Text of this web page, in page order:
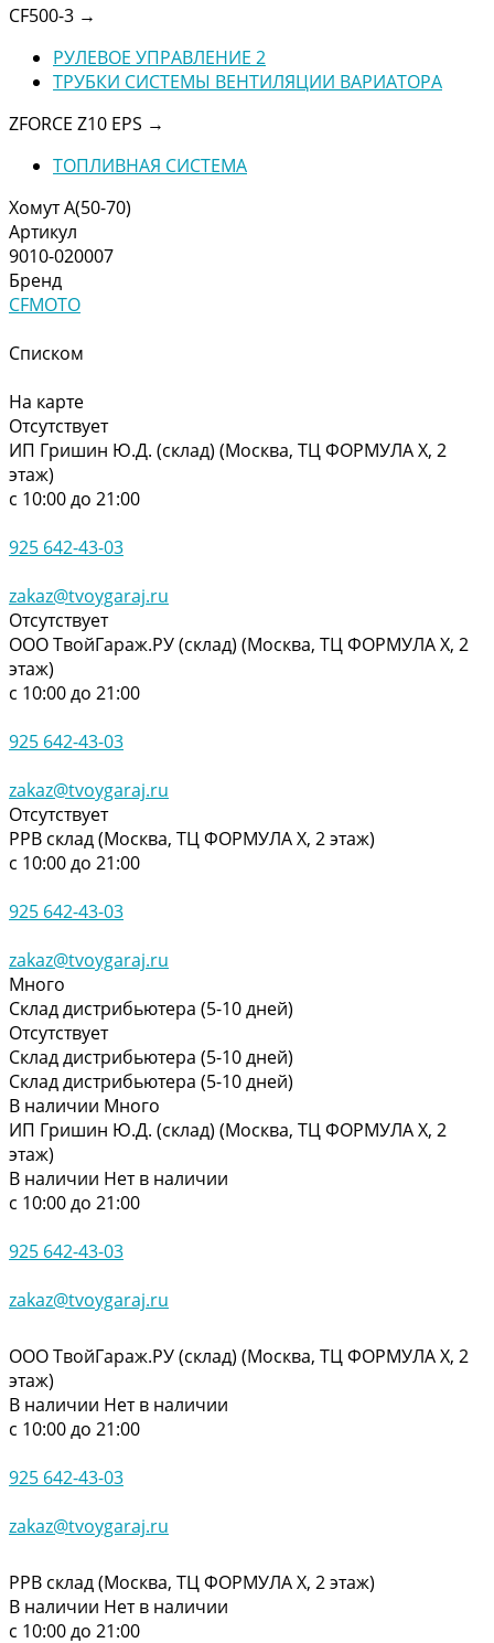
CF500-3 →
РУЛЕВОЕ УПРАВЛЕНИЕ 2
ТРУБКИ СИСТЕМЫ ВЕНТИЛЯЦИИ ВАРИАТОРА
ZFORCE Z10 EPS →
ТОПЛИВНАЯ СИСТЕМА
Хомут A(50-70)
Артикул
9010-020007
Бренд
CFMOTO
Списком
На карте
Отсутствует
ИП Гришин Ю.Д. (склад) (Москва, ТЦ ФОРМУЛА Х, 2
этаж)
с 10:00 до 21:00
925 642-43-03
zakaz@tvoygaraj.ru
Отсутствует
ООО ТвойГараж.РУ (склад) (Москва, ТЦ ФОРМУЛА Х, 2
этаж)
с 10:00 до 21:00
925 642-43-03
zakaz@tvoygaraj.ru
Отсутствует
РРВ склад (Москва, ТЦ ФОРМУЛА Х, 2 этаж)
с 10:00 до 21:00
925 642-43-03
zakaz@tvoygaraj.ru
Много
Склад дистрибьютера (5-10 дней)
Отсутствует
Склад дистрибьютера (5-10 дней)
Склад дистрибьютера (5-10 дней)
В наличии Много
ИП Гришин Ю.Д. (склад) (Москва, ТЦ ФОРМУЛА Х, 2
этаж)
В наличии Нет в наличии
с 10:00 до 21:00
925 642-43-03
zakaz@tvoygaraj.ru
ООО ТвойГараж.РУ (склад) (Москва, ТЦ ФОРМУЛА Х, 2
этаж)
В наличии Нет в наличии
с 10:00 до 21:00
925 642-43-03
zakaz@tvoygaraj.ru
РРВ склад (Москва, ТЦ ФОРМУЛА Х, 2 этаж)
В наличии Нет в наличии
с 10:00 до 21:00